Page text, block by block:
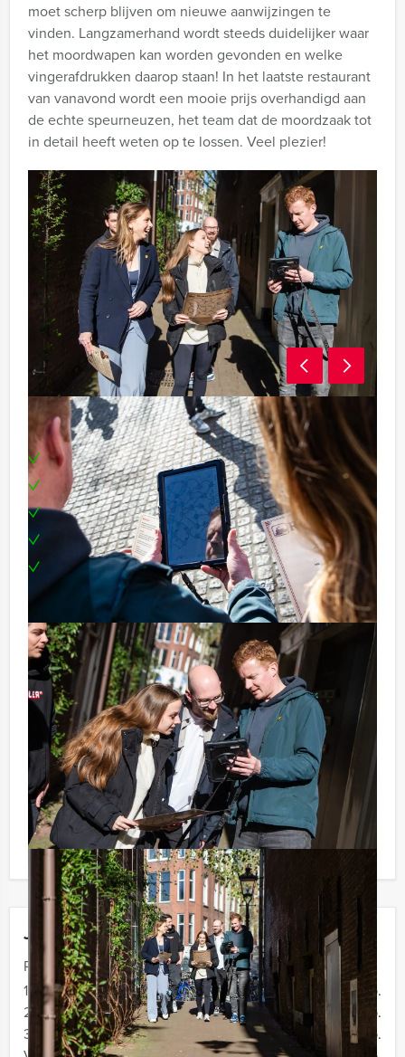
Jouw uitje
Prijs :
12 - 19 personen
€ 72,50 p.p.
20 - 29 personen
€ 69,50 p.p.
30 - 39 personen
€ 66,50 p.p.
moet scherp blijven om nieuwe aanwijzingen te
vinden. Langzamerhand wordt steeds duidelijker waar
het moordwapen kan worden gevonden en welke
vingerafdrukken daarop staan! In het laatste restaurant
van vanavond wordt een mooie prijs overhandigd aan
de echte speurneuzen, het team dat de moordzaak tot
in detail heeft weten op te lossen. Veel plezier!
Inclusief:
Tablets
Enthousiaste begeleiding
Uitgebreid diner in drie verschillende restaurants
Een leuke prijs voor het winnende team
Te boeken op uw gewenste dag en tijdstip!
Niet telkens uw knip hoeven trekken om uw drankje af
te rekenen? Voor € 13,50 per persoon per uur (excl.
BTW) kunt u gebruikmaken van het drankarrangement,
waarbij u onbeperkt kunt genieten van bier, fris,
huiswijn, koffie en thee. En... zo komt u ook achteraf
niet voor verrassingen te staan!
Komt u niet aan het minimale aantal deelnemers voor
deze activiteit? Als u bereid bent voor het minimale
aantal te betalen, kunt u ook gewoon voor minder
personen boeken!